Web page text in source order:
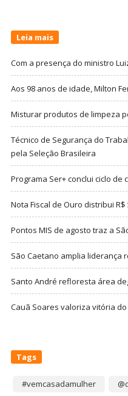
Leia mais
Com a presença do ministro
Aos 98 anos de idade, Milton
Misturar produtos de limpeza
Técnico de Segurança do
pela Seleção Brasileira
Programa Ser+ conclui ciclo
Nota Fiscal de Ouro distribui
Pontos MIS de agosto traz a
São Caetano amplia liderança
Santo André refloresta área
Cauã Soares valoriza vitória
Tags
#vemcasadamulher